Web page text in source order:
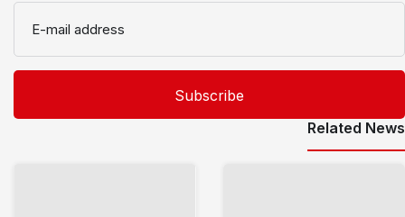
E-mail address
Related News